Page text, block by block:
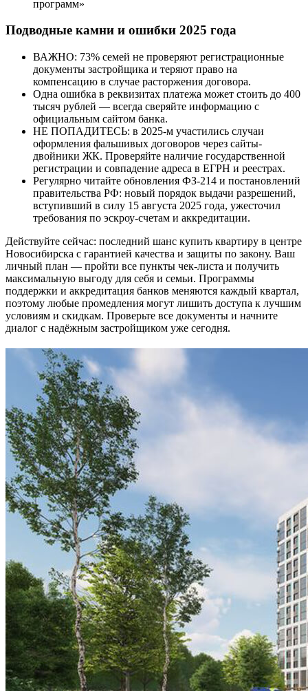
программ»
Подводные камни и ошибки 2025 года
ВАЖНО: 73% семей не проверяют регистрационные
документы застройщика и теряют право на
компенсацию в случае расторжения договора.
Одна ошибка в реквизитах платежа может стоить до 400
тысяч рублей — всегда сверяйте информацию с
официальным сайтом банка.
НЕ ПОПАДИТЕСЬ: в 2025-м участились случаи
оформления фальшивых договоров через сайты-
двойники ЖК. Проверяйте наличие государственной
регистрации и совпадение адреса в ЕГРН и реестрах.
Регулярно читайте обновления ФЗ-214 и постановлений
правительства РФ: новый порядок выдачи разрешений,
вступивший в силу 15 августа 2025 года, ужесточил
требования по эскроу-счетам и аккредитации.
Действуйте сейчас: последний шанс купить квартиру в центре
Новосибирска с гарантией качества и защиты по закону. Ваш
личный план — пройти все пункты чек-листа и получить
максимальную выгоду для себя и семьи. Программы
поддержки и аккредитация банков меняются каждый квартал,
поэтому любые промедления могут лишить доступа к лучшим
условиям и скидкам. Проверьте все документы и начните
диалог с надёжным застройщиком уже сегодня.